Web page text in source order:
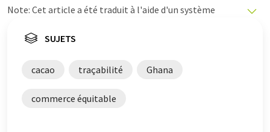
Note: Cet article a été traduit à l'aide d'un système
propose ces traductions automatiques pour présenter
été traduit avec traduction automatique, il est possible
qu'il contienne des erreurs de vocabulaire, de syntaxe ou
de grammaire. L'article original dans Allemand peut
SUJETS
cacao traçabilité Ghana
commerce équitable